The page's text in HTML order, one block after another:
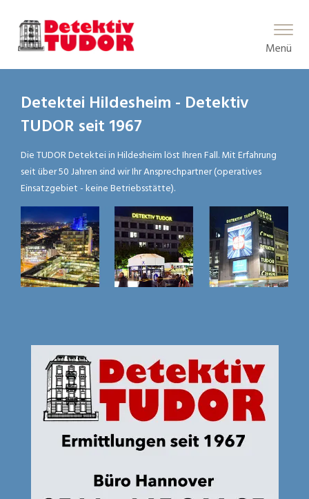
Main Menu
Menü
Detektei Hildesheim - Detektiv
TUDOR seit 1967
Die TUDOR Detektei in Hildesheim löst Ihren Fall. Mit Erfahrung
seit über 50 Jahren sind wir Ihr Ansprechpartner (operatives
Einsatzgebiet - keine Betriebsstätte).